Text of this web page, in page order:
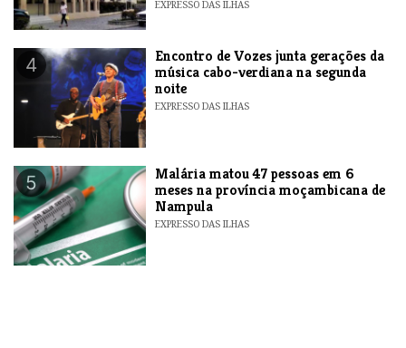
EXPRESSO DAS ILHAS
4
Encontro de Vozes junta gerações da
música cabo-verdiana na segunda
noite
EXPRESSO DAS ILHAS
5
​Malária matou 47 pessoas em 6
meses na província moçambicana de
Nampula
EXPRESSO DAS ILHAS